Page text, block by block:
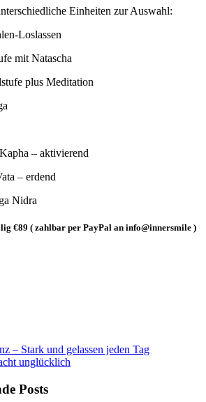
Einheiten zur Auswahl:
Loslassen
mit Natascha
plus Meditation
– aktivierend
– erdend
Nidra
€89 ( zahlbar per PayPal an info@innersmile )
– Stark und gelassen jeden Tag
unglücklich
Posts